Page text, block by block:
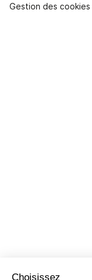
Gestion des cookies